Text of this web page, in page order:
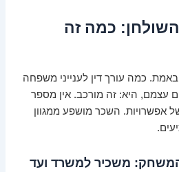
כמה זה
באמת. כמה עורך דין לענייני משפחה
עצמם, היא: זה מורכב. אין מספר
אפשרויות. השכר מושפע ממגוון
המשחק: משכיר למשרד ועד